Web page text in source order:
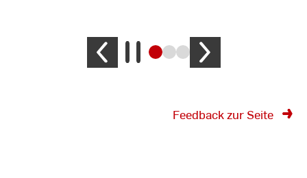
Feedback zur Seite